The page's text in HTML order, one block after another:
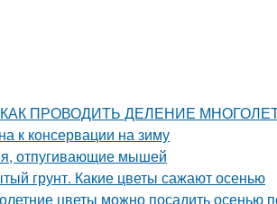
КАК ПРОВОДИТЬ ДЕЛЕНИЕ
к консервации на зиму
отпугивающие мышей
грунт. Какие цветы сажают осенью
цветы можно посадить осенью